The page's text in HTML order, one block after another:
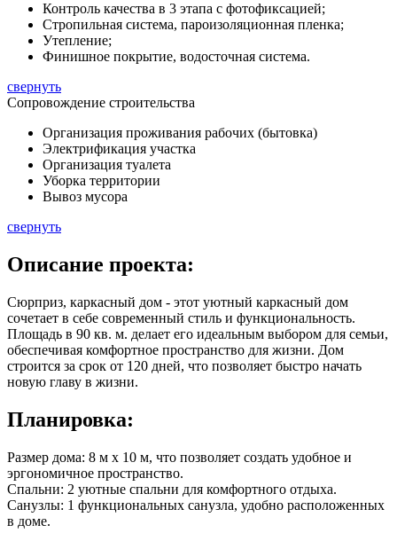
Контроль качества в 3 этапа с фотофиксацией;
Стропильная система, пароизоляционная пленка;
Утепление;
Финишное покрытие, водосточная система.
свернуть
Сопровождение строительства
Организация проживания рабочих (бытовка)
Электрификация участка
Организация туалета
Уборка территории
Вывоз мусора
свернуть
Описание проекта:
Сюрприз, каркасный дом - этот уютный каркасный дом
сочетает в себе современный стиль и функциональность.
Площадь в 90 кв. м. делает его идеальным выбором для семьи,
обеспечивая комфортное пространство для жизни. Дом
строится за срок от 120 дней, что позволяет быстро начать
новую главу в жизни.
Планировка:
Размер дома: 8 м x 10 м, что позволяет создать удобное и
эргономичное пространство.
Спальни: 2 уютные спальни для комфортного отдыха.
Санузлы: 1 функциональных санузла, удобно расположенных
в доме.